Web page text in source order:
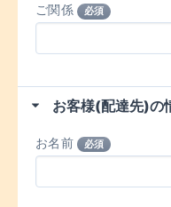
ご関係 必須
お客様(配達先)の
お名前 必須